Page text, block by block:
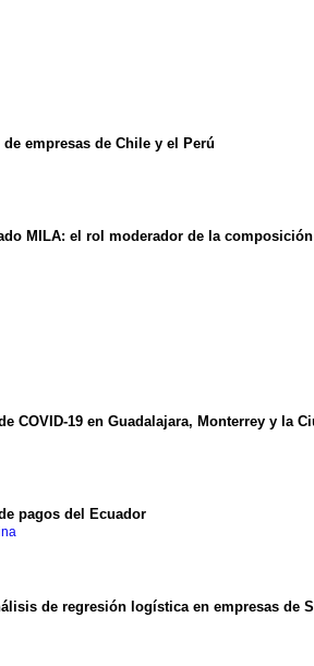
empresas de Chile y el Perú
MILA: el rol moderador de la
COVID-19 en Guadalajara, Monterrey y la
pagos del Ecuador
de regresión logística en empresas de